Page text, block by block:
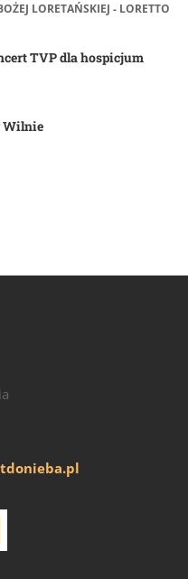
LORETAŃSKIEJ - LORETTO
TVP dla hospicjum
Wilnie